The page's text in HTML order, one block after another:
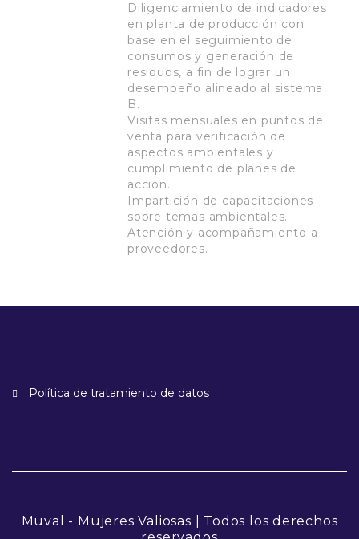
Diligenciamiento de indicadores
en planta de producción con
base en el seguimiento de
consumos y generación de
residuos, a fin de lograr un
desempeño alineado al sistema
B.
Visitas mensuales en puntos de
venta para verificación de
aspectos ambientales y
cumplimiento de planes de
acción.
Impartición de capacitaciones
sobre temas ambientales.
Atención y acompañamiento a
proveedores.
Política de tratamiento de datos
Muval - Mujeres Valiosas | Todos los derechos